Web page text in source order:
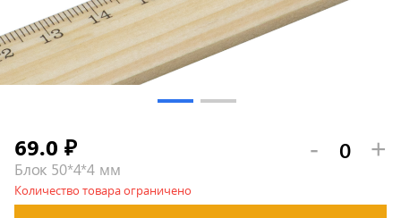
Блок 50*4*4 мм
69.0 ₽ - +
Количество товара ограничено